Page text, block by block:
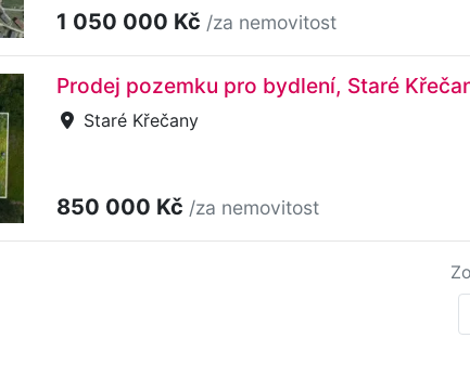
1 050 000 Kč /za nemovitost
Prodej pozemku pro bydlení, Staré
Staré Křečany
850 000 Kč /za nemovitost